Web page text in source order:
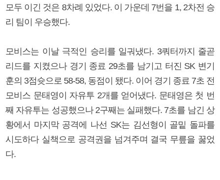
모두 이긴 것은 8차례 있었다. 이 가운데 7번을 1, 2차전 승
리 팀이 우승했다.
모비스는 이날 극적인 승리를 일궈냈다. 3쿼터까지 줄곧
리드를 지켰으나 경기 종료 29초를 남기고 터진 SK 변기
훈의 3점슛으로 58-58, 동점이 됐다. 이어 경기 종료 7초 전
모비스 문태영이 자유투 2개를 얻어냈다. 문태영은 첫 번
째 자유투는 성공했으나 2구째는 실패했다. 7초를 남긴 상
황에서 마지막 공격에 나선 SK는 김선형이 골밑 돌파를
시도하다 실책으로 공격권을 넘겨주며 결국 무릎을 꿇었
다.